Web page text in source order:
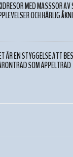
MED MASSSOR AV
OCH HÄRLIG
ÄR EN STYGGELSE ATT
SOM ÄPPELTRÄD